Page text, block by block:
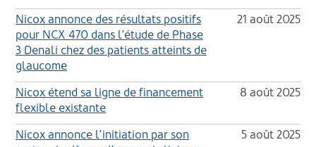
Nicox annonce des résultats positifs
pour NCX 470 dans l’étude de Phase
3 Denali chez des patients atteints de
glaucome
21 août 2025
Nicox étend sa ligne de financement
flexible existante
8 août 2025
Nicox annonce l’initiation par son
5 août 2025